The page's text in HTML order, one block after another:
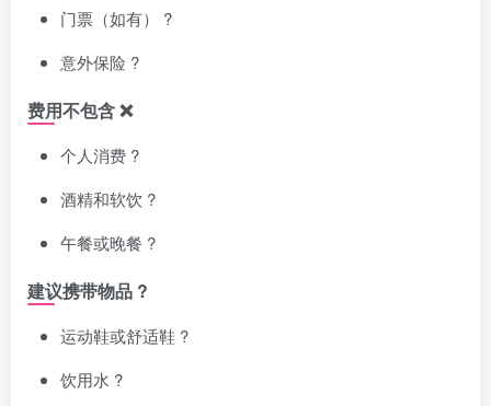
门票（如有） ?
意外保险 ?️
费用不包含 ❌
个人消费 ?
酒精和软饮 ?
午餐或晚餐 ?️
建议携带物品 ?
运动鞋或舒适鞋 ?
饮用水 ?